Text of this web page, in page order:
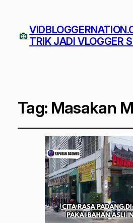
TRIK JADI VLOGGER
Tag: Masakan